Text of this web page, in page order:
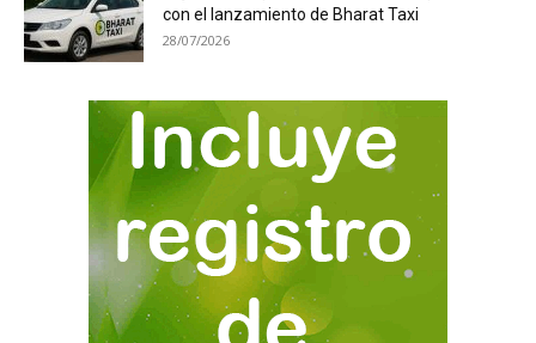
con el lanzamiento de Bharat Taxi
28/07/2026